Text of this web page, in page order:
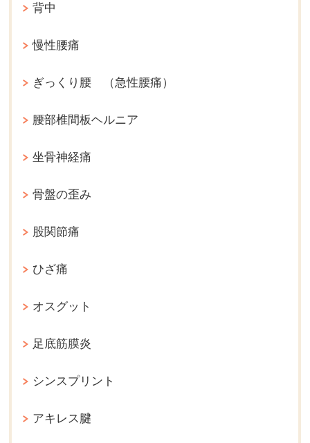
背中
慢性腰痛
ぎっくり腰 （急性腰痛）
腰部椎間板ヘルニア
坐骨神経痛
骨盤の歪み
股関節痛
ひざ痛
オスグット
足底筋膜炎
シンスプリント
アキレス腱